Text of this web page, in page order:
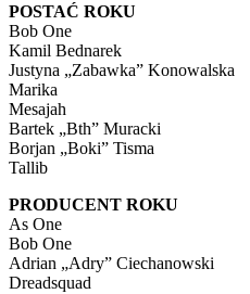
POSTAĆ ROKU
Bob One
Kamil Bednarek
Justyna „Zabawka” Konowalska
Marika
Mesajah
Bartek „Bth” Muracki
Borjan „Boki” Tisma
Tallib
PRODUCENT ROKU
As One
Bob One
Adrian „Adry” Ciechanowski
Dreadsquad